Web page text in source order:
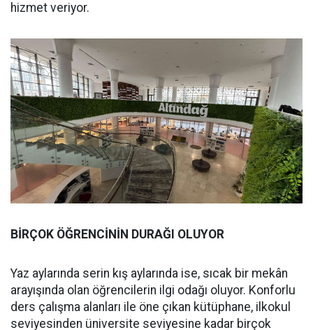
hizmet veriyor.
BİRÇOK ÖĞRENCİNİN DURAĞI OLUYOR
Yaz aylarında serin kış aylarında ise, sıcak bir mekân
arayışında olan öğrencilerin ilgi odağı oluyor. Konforlu
ders çalışma alanları ile öne çıkan kütüphane, ilkokul
seviyesinden üniversite seviyesine kadar birçok